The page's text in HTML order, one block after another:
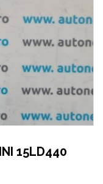
15LD440